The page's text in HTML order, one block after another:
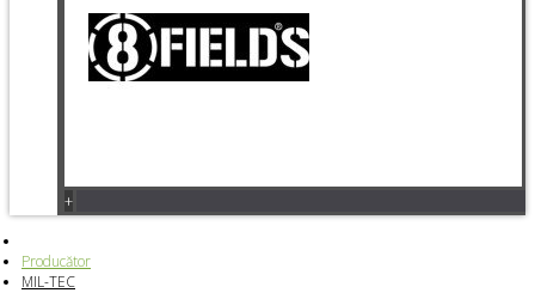
+
Producător
MIL-TEC